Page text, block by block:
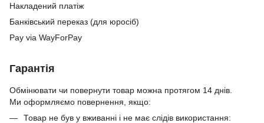
Накладений платіж
Банківський переказ (для юросіб)
Pay via WayForPay
Гарантія
Обмінювати чи повернути товар можна протягом 14 днів.
Ми оформляємо повернення, якщо:
Товар не був у вживанні і не має слідів використання: